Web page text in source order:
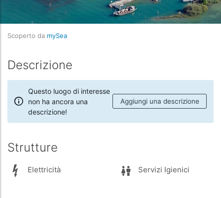
Scoperto da mySea
Descrizione
Questo luogo di interesse
non ha ancora una
descrizione!
Aggiungi una descrizione
Strutture
Elettricità Servizi Igienici